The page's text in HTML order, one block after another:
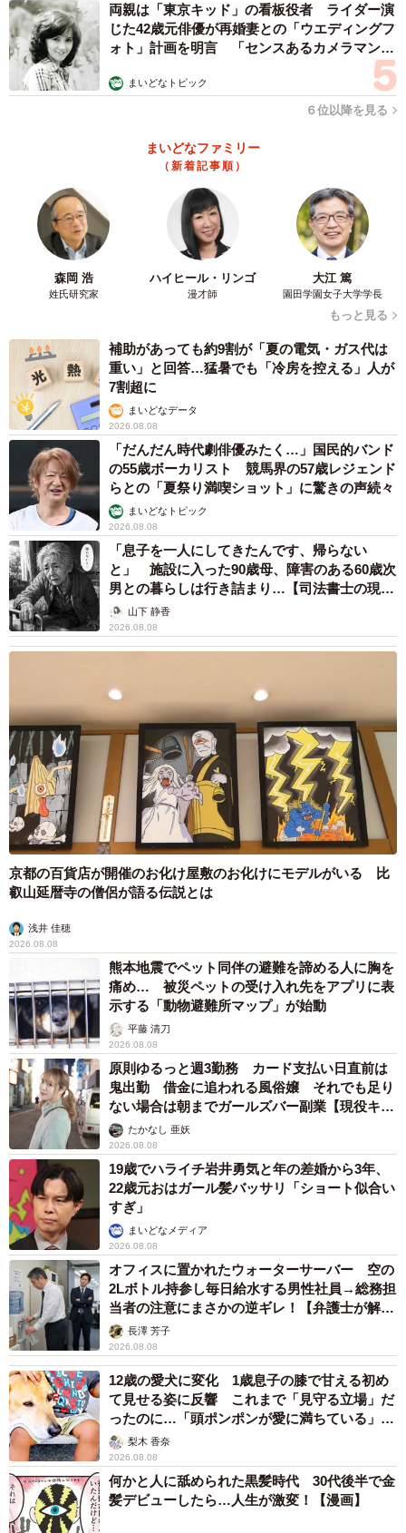
た。次女を生き埋めから救ってくれた大学生にお礼を言え
なかったことだ。
5/8
中島喜一さんの家族が暮らしていた2階建てアパート。妻の彰子さんと次
女が1階で下敷きになり、神戸大アメフト部は、右側の扉から中に入って
いきました＝1995年撮影（提供写真）
中島喜一さん一家が暮らしていた住宅の間取り。手前の畳の部屋で、長
女、妻、次女と並んで寝ていたといいます（提供写真）
妻を六甲病院に運んで自宅に戻った時には、周辺には誰も
いなかった。彼らは神戸大生らしいが名前も分からない。
大学に相談したが、見つけることはできなかった。2004年
には三宮・東遊園地であった「1・17のつどいに参加した。
遺族代表としてあいさつしながら、どこかで暮らす学生た
ちに「元気にやっています」と伝えたかった。
◇
記者が神戸大アメフト部「RAVENS」の救助活動を聞いた
のは、2023年12月。部員が住んでいた神戸市灘区桜ケ丘町
の近隣で取材を進めると、中島さんにたどり着いた。取材
のことを話すと、電話の向こうで中島さんはかすれ声で喜
んでくれた。「奇跡みたいです」と。
中島さんは急いで次女にLINEした。「ビッグニュースがあ
る」。すると、打ち返しがあった。「再婚するの？」。最
近はそんなふうに冗談も交わせる関係になってきた。きち
両親は「東京キッド」の看板役者 ライダー演
じた42歳元俳優が再婚妻との「ウエディングフ
ォト」計画を明言 「センスあるカメラマン求
まいどなトピック
６位以降を見る
まいどなファミリー
（新着記事順）
森岡 浩
姓氏研究家
ハイヒール・リンゴ
漫才師
大江 篤
園田学園女子大学学長
もっと見る
補助があっても約9割が「夏の電気・ガス代は
重い」と回答…猛暑でも「冷房を控える」人が
7割超に
まいどなデータ
2026.08.08
「だんだん時代劇俳優みたく…」国民的バンド
の55歳ボーカリスト 競馬界の57歳レジェンド
らとの「夏祭り満喫ショット」に驚きの声続々
まいどなトピック
2026.08.08
「息子を一人にしてきたんです、帰らない
と」 施設に入った90歳母、障害のある60歳次
男との暮らしは行き詰まり…【司法書士の現場
から】山下 静香
2026.08.08
京都の百貨店が開催のお化け屋敷のお化けにモデルがいる 比
叡山延暦寺の僧侶が語る伝説とは
浅井 佳穂
2026.08.08
熊本地震でペット同伴の避難を諦める人に胸を
痛め… 被災ペットの受け入れ先をアプリに表
示する「動物避難所マップ」が始動
平藤 清刀
2026.08.08
原則ゆるっと週3勤務 カード支払い日直前は
鬼出勤 借金に追われる風俗嬢 それでも足り
ない場合は朝までガールズバー副業【現役キャ
ストに取材】
たかなし 亜妖
2026.08.08
19歳でハライチ岩井勇気と年の差婚から3年、
22歳元おはガール髪バッサリ「ショート似合い
すぎ」
まいどなメディア
2026.08.08
オフィスに置かれたウォーターサーバー 空の
2Lボトル持参し毎日給水する男性社員→総務担
当者の注意にまさかの逆ギレ！【弁護士が解
説】長澤 芳子
2026.08.08
12歳の愛犬に変化 1歳息子の膝で甘える初め
て見せる姿に反響 これまで「見守る立場」だ
ったのに…「頭ポンポンが愛に満ちている」
「尊…」
梨木 香奈
2026.08.08
何かと人に舐められた黒髪時代 30代後半で金
髪デビューしたら…人生が激変！【漫画】